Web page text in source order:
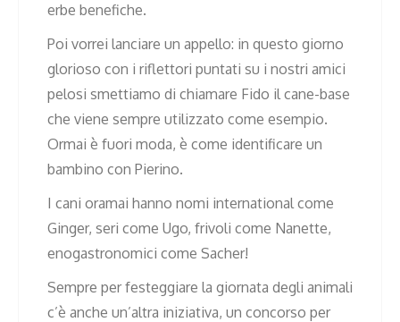
erbe benefiche.
Poi vorrei lanciare un appello: in questo giorno
glorioso con i riflettori puntati su i nostri amici
pelosi smettiamo di chiamare Fido il cane-base
che viene sempre utilizzato come esempio.
Ormai è fuori moda, è come identificare un
bambino con Pierino.
I cani oramai hanno nomi international come
Ginger, seri come Ugo, frivoli come Nanette,
enogastronomici come Sacher!
Sempre per festeggiare la giornata degli animali
c’è anche un’altra iniziativa, un concorso per